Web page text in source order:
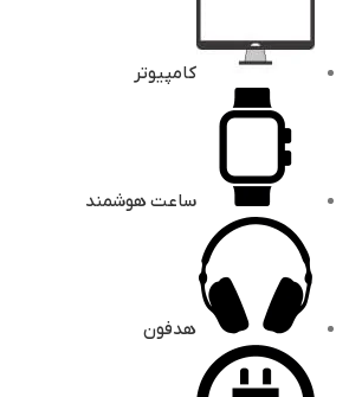
کامپیوتر
ساعت هوشمند
هدفون